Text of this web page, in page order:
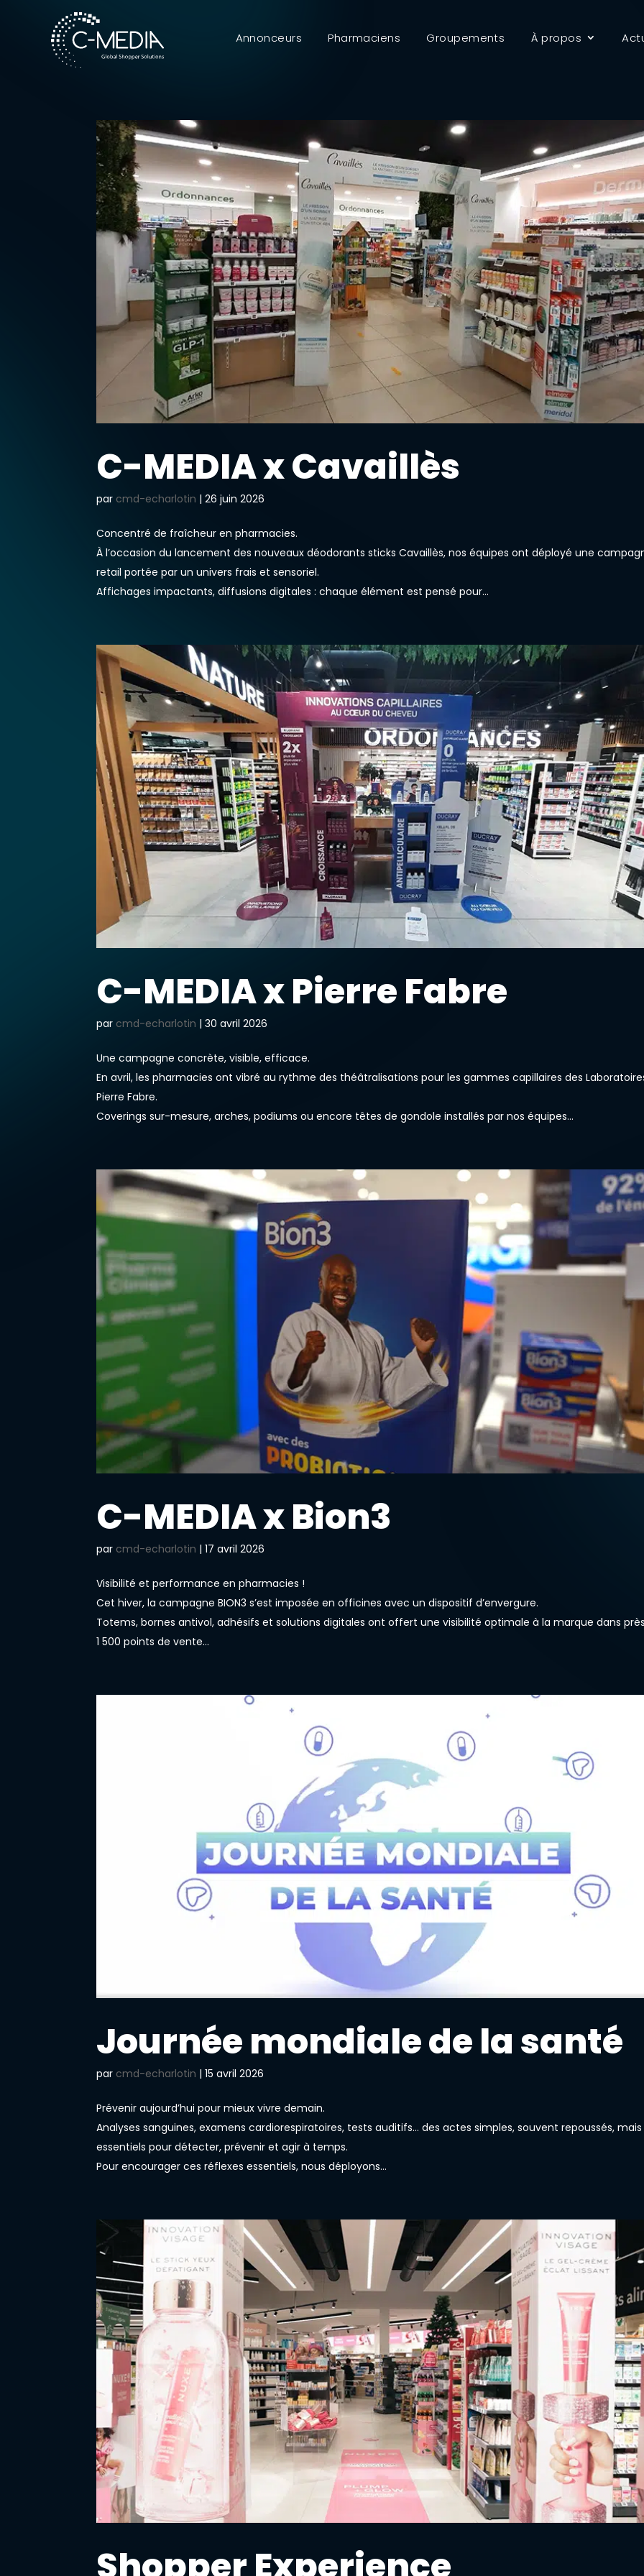
Annonceurs Pharmaciens Groupements À propos
C-MEDIA x Cavaillès
par cmd-echarlotin |26 juin 2026
Concentré de fraîcheur en pharmacies.
À l’occasion du lancement des nouveaux déodorants sticks Cavaillès, nos équipes ont déployé une
retail portée par un univers frais et sensoriel.
Affichages impactants, diffusions digitales : chaque élément est pensé pour…
C-MEDIA x Pierre Fabre
par cmd-echarlotin |30 avril 2026
Une campagne concrète, visible, efficace.
En avril, les pharmacies ont vibré au rythme des théâtralisations pour les gammes capillaires des
Pierre Fabre.
Coverings sur-mesure, arches, podiums ou encore têtes de gondole installés par nos équipes…
C-MEDIA x Bion3
par cmd-echarlotin |17 avril 2026
Visibilité et performance en pharmacies !
Cet hiver, la campagne BION3 s’est imposée en officines avec un dispositif d’envergure.
Totems, bornes antivol, adhésifs et solutions digitales ont offert une visibilité optimale à la marque dans
1 500 points de vente…
Journée mondiale de la santé
par cmd-echarlotin |15 avril 2026
Prévenir aujourd’hui pour mieux vivre demain.
Analyses sanguines, examens cardiorespiratoires, tests auditifs… des actes simples, souvent repoussés, mais
essentiels pour détecter, prévenir et agir à temps.
Pour encourager ces réflexes essentiels, nous déployons…
Shopper Experience